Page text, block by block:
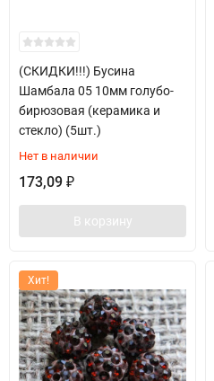
(СКИДКИ!!!) Бусина
Шамбала 05 10мм голубо-
бирюзовая (керамика и
стекло) (5шт.)
Нет в наличии
173,09 ₽
В корзину
Хит!